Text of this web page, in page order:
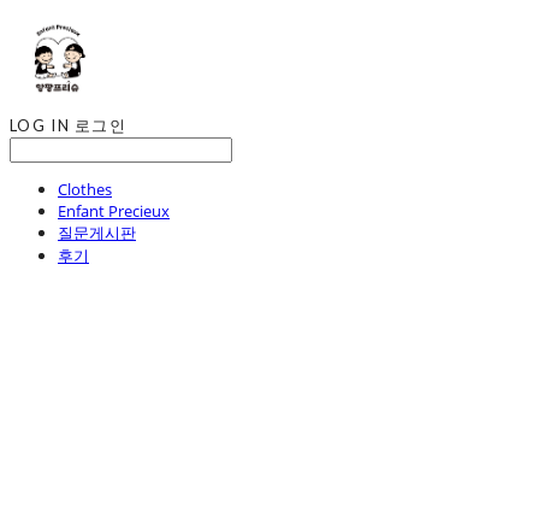
LOG IN 로그인
Clothes
Enfant Precieux
질문게시판
후기